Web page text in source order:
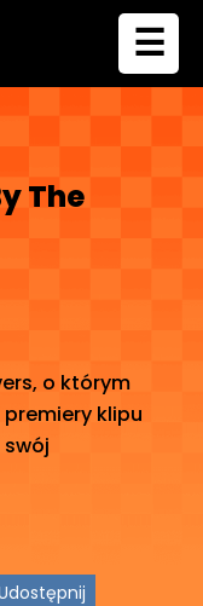
The
o którym
klipu
☰